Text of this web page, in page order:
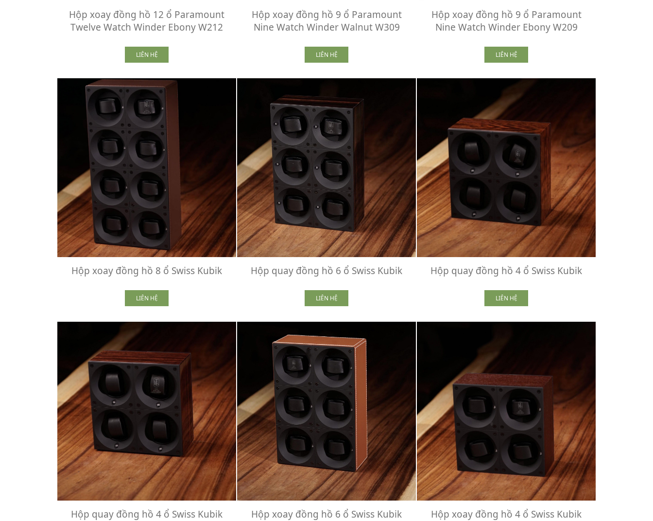
Hộp xoay đồng hồ 12 ổ Paramount
Twelve Watch Winder Ebony W212
LIÊN HỆ
Hộp xoay đồng hồ 9 ổ Paramount
Nine Watch Winder Walnut W309
LIÊN HỆ
Hộp xoay đồng hồ 9 ổ Paramount
Nine Watch Winder Ebony W209
LIÊN HỆ
Hộp xoay đồng hồ 8 ổ Swiss Kubik
LIÊN HỆ
Hộp quay đồng hồ 6 ổ Swiss Kubik
LIÊN HỆ
Hộp quay đồng hồ 4 ổ Swiss Kubik
LIÊN HỆ
Hộp quay đồng hồ 4 ổ Swiss Kubik Hộp xoay đồng hồ 6 ổ Swiss Kubik Hộp xoay đồng hồ 4 ổ Swiss Kubik